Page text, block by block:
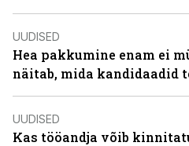
UUDISED
Hea pakkumine enam ei
näitab, mida kandidaadid
UUDISED
Kas tööandja võib